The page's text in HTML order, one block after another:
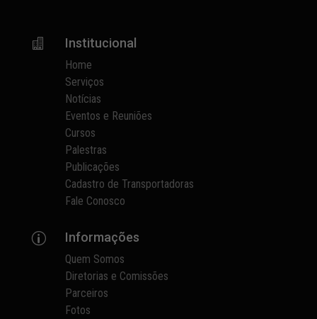
 Institucional
Home
Serviços
Notícias
Eventos e Reuniões
Cursos
Palestras
Publicações
Cadastro de Transportadoras
Fale Conosco
p Informações
Quem Somos
Diretorias e Comissões
Parceiros
Fotos